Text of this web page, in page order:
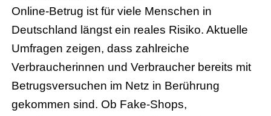
Online-Betrug ist für viele Menschen in
Deutschland längst ein reales Risiko. Aktuelle
Umfragen zeigen, dass zahlreiche
Verbraucherinnen und Verbraucher bereits mit
Betrugsversuchen im Netz in Berührung
gekommen sind. Ob Fake-Shops,